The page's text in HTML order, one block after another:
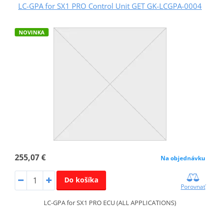
LC-GPA for SX1 PRO Control Unit GET GK-LCGPA-0004
NOVINKA
255,07 € Na objednávku
Do košíka
Porovnať
LC-GPA for SX1 PRO ECU (ALL APPLICATIONS)